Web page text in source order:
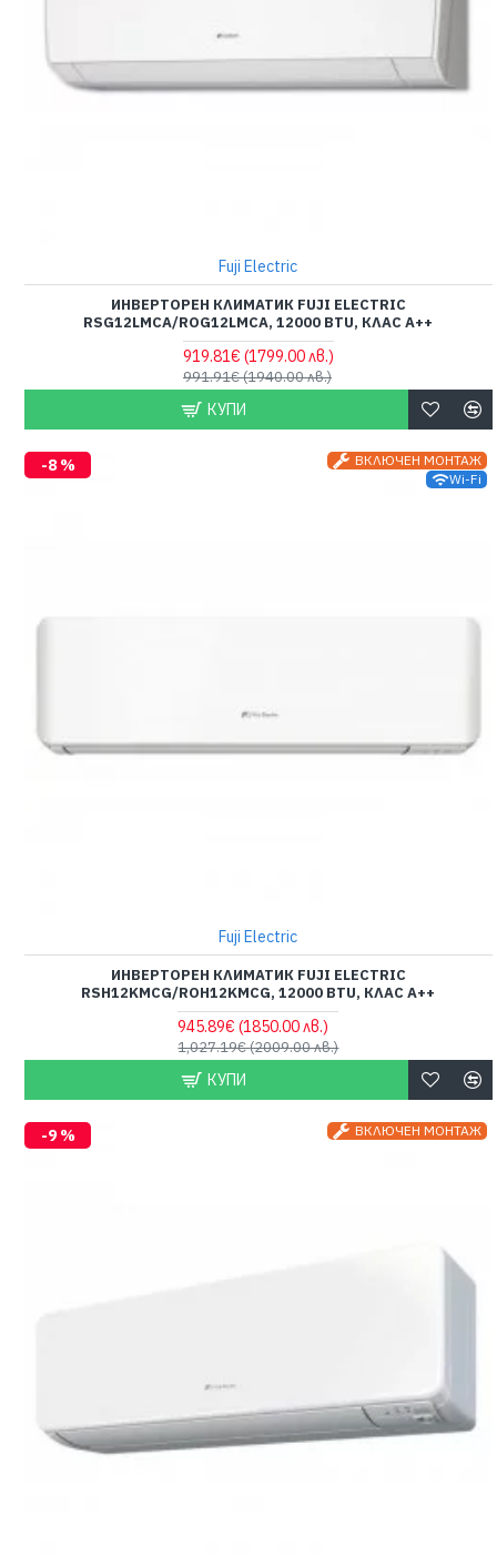
Fuji Electric
ИНВЕРТОРЕН КЛИМАТИК FUJI ELECTRIC
RSG12LMCA/ROG12LMCA, 12000 BTU, КЛАС A++
919.81€ (1799.00 лв.)
991.91€(1940.00 лв.)
КУПИ
ВКЛЮЧЕН МОНТАЖ
Wi-Fi
-8 %
Fuji Electric
ИНВЕРТОРЕН КЛИМАТИК FUJI ELECTRIC
RSH12KMCG/ROH12KMCG, 12000 BTU, КЛАС A++
945.89€(1850.00 лв.)
1,027.19€(2009.00 лв.)
КУПИ
ВКЛЮЧЕН МОНТАЖ
-9 %